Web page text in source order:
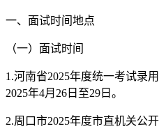
一、面试时间地点
（一）面试时间
1.河南省2025年度统一考试录
2025年4月26日至29日。
2.周口市2025年度市直机关公